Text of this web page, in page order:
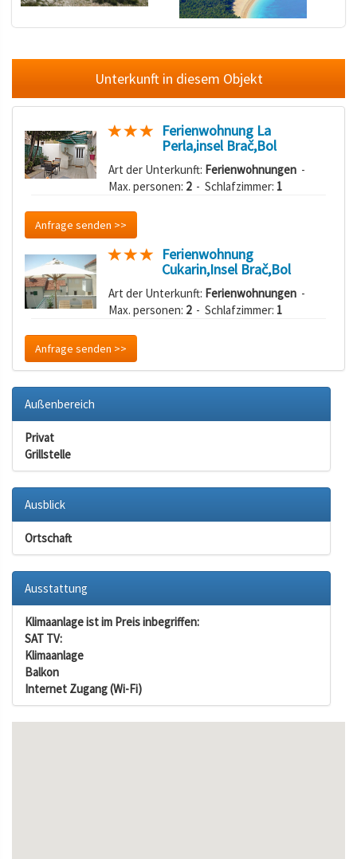
Unterkunft in diesem Objekt
Ferienwohnung La
Perla,insel Brač,Bol
Art der Unterkunft: Ferienwohnungen -
Max. personen: 2- Schlafzimmer: 1
Anfrage senden >>
Ferienwohnung
Cukarin,Insel Brač,Bol
Art der Unterkunft: Ferienwohnungen -
Max. personen: 2- Schlafzimmer: 1
Anfrage senden >>
Außenbereich
Privat
Grillstelle
Ausblick
Ortschaft
Ausstattung
Klimaanlage ist im Preis inbegriffen:
SAT TV:
Klimaanlage
Balkon
Internet Zugang (Wi-Fi)